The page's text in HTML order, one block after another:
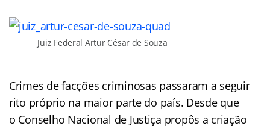
Juiz Federal Artur César de Souza
Crimes de facções criminosas passaram a seguir
rito próprio na maior parte do país. Desde que
o Conselho Nacional de Justiça propôs a criação